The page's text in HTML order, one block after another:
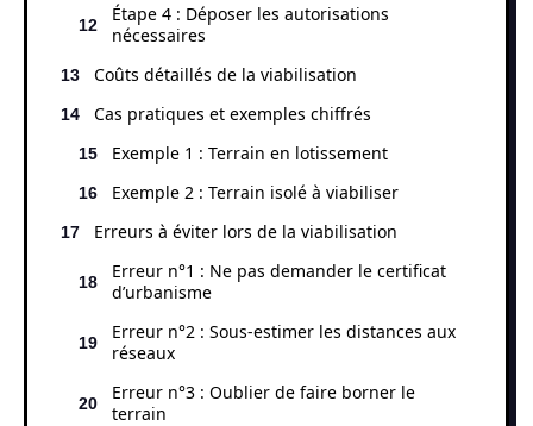
Étape 4 : Déposer les autorisations
nécessaires
Coûts détaillés de la viabilisation
Cas pratiques et exemples chiffrés
Exemple 1 : Terrain en lotissement
Exemple 2 : Terrain isolé à viabiliser
Erreurs à éviter lors de la viabilisation
Erreur n°1 : Ne pas demander le certificat
d’urbanisme
Erreur n°2 : Sous-estimer les distances aux
réseaux
Erreur n°3 : Oublier de faire borner le
terrain